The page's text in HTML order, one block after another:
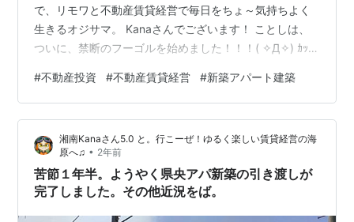
で、リモワと不動産賃貸経営で毎日をちょ～気持ちよく
生きるオジサマ。 Kanaさんでございます！ ことしは、
ついに、禁断のフーゴルを始めました！！！( ✧Д✧) ｶｯ!!
になってきました。 課題は打角とハンドファースト（ま
ぁ、セットなんですが）。ここをクリアできればようや
く次のステージにむかえそうです。 最近、ようやく打ち
っぱなしに行きましたが、最高に気持ちよかった（ずー
っと室内で練習してたので）。 これがコースとなる
と、、、ムフフな…
#不動産投資 #不動産賃貸経営 #新築アパート建築
湘南Kanaさん5.0 と。行こーぜ！ゆるく楽しい賃貸経営の海
原へ♫ • 2年前
苦節１年半。ようやく県央アパ新築の引き渡しが
完了しました。その他近況をば。